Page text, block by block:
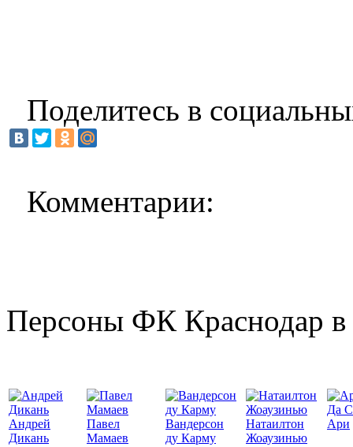
Поделитесь в
Комментарии:
Персоны ФК Краснодар в
Андрей
Дикань
Павел
Мамаев
Вандерсон
ду Карму
Натаилтон
Жоаузинью
Да
Ари